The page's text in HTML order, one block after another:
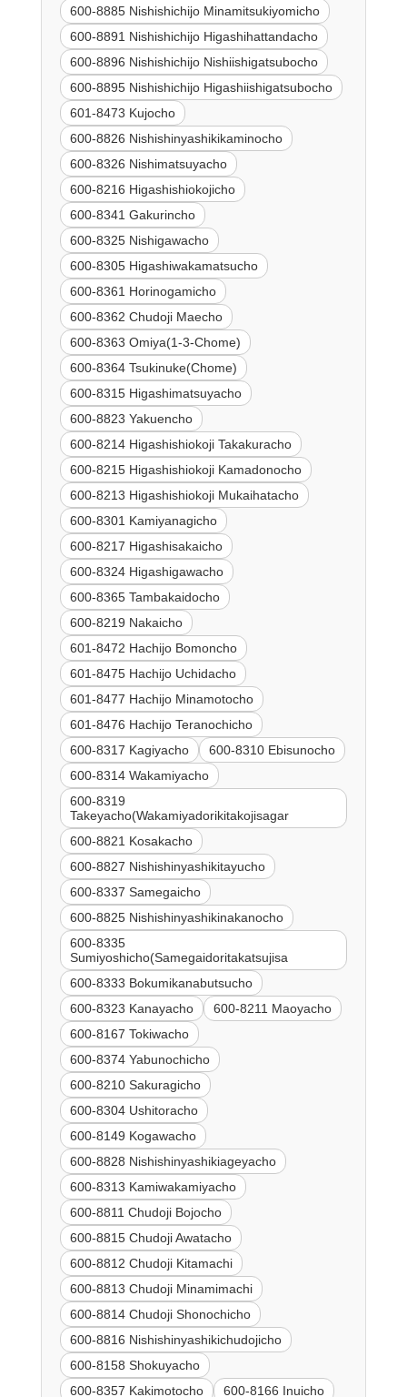
600-8885 Nishishichijo Minamitsukiyomicho
600-8891 Nishishichijo Higashihattandacho
600-8896 Nishishichijo Nishiishigatsubocho
600-8895 Nishishichijo Higashiishigatsubocho
601-8473 Kujocho
600-8826 Nishishinyashikikaminocho
600-8326 Nishimatsuyacho
600-8216 Higashishiokojicho
600-8341 Gakurincho
600-8325 Nishigawacho
600-8305 Higashiwakamatsucho
600-8361 Horinogamicho
600-8362 Chudoji Maecho
600-8363 Omiya(1-3-Chome)
600-8364 Tsukinuke(Chome)
600-8315 Higashimatsuyacho
600-8823 Yakuencho
600-8214 Higashishiokoji Takakuracho
600-8215 Higashishiokoji Kamadonocho
600-8213 Higashishiokoji Mukaihatacho
600-8301 Kamiyanagicho
600-8217 Higashisakaicho
600-8324 Higashigawacho
600-8365 Tambakaidocho
600-8219 Nakaicho
601-8472 Hachijo Bomoncho
601-8475 Hachijo Uchidacho
601-8477 Hachijo Minamotocho
601-8476 Hachijo Teranochicho
600-8317 Kagiyacho
600-8310 Ebisunocho
600-8314 Wakamiyacho
600-8319
Takeyacho(Wakamiyadorikitakojisagar
600-8821 Kosakacho
600-8827 Nishishinyashikitayucho
600-8337 Samegaicho
600-8825 Nishishinyashikinakanocho
600-8335
Sumiyoshicho(Samegaidoritakatsujisa
600-8333 Bokumikanabutsucho
600-8323 Kanayacho
600-8211 Maoyacho
600-8167 Tokiwacho
600-8374 Yabunochicho
600-8210 Sakuragicho
600-8304 Ushitoracho
600-8149 Kogawacho
600-8828 Nishishinyashikiageyacho
600-8313 Kamiwakamiyacho
600-8811 Chudoji Bojocho
600-8815 Chudoji Awatacho
600-8812 Chudoji Kitamachi
600-8813 Chudoji Minamimachi
600-8814 Chudoji Shonochicho
600-8816 Nishishinyashikichudojicho
600-8158 Shokuyacho
600-8357 Kakimotocho
600-8166 Inuicho